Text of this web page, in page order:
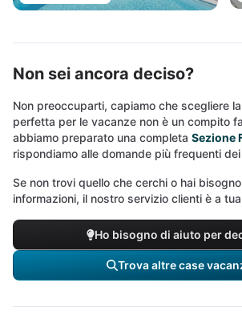
Non sei ancora deciso?
Non preoccuparti, capiamo che scegliere
perfetta per le vacanze non è un compito
abbiamo preparato una completa Sezione
rispondiamo alle domande più frequenti
Se non trovi quello che cerchi o hai
informazioni, il nostro servizio clienti è a
Ho bisogno di aiuto per
Trova altre case